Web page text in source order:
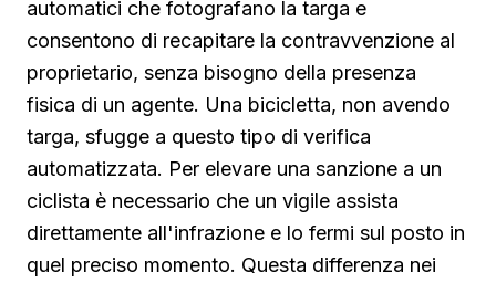
automatici che fotografano la targa e
consentono di recapitare la contravvenzione al
proprietario, senza bisogno della presenza
fisica di un agente. Una bicicletta, non avendo
targa, sfugge a questo tipo di verifica
automatizzata. Per elevare una sanzione a un
ciclista è necessario che un vigile assista
direttamente all'infrazione e lo fermi sul posto in
quel preciso momento. Questa differenza nei